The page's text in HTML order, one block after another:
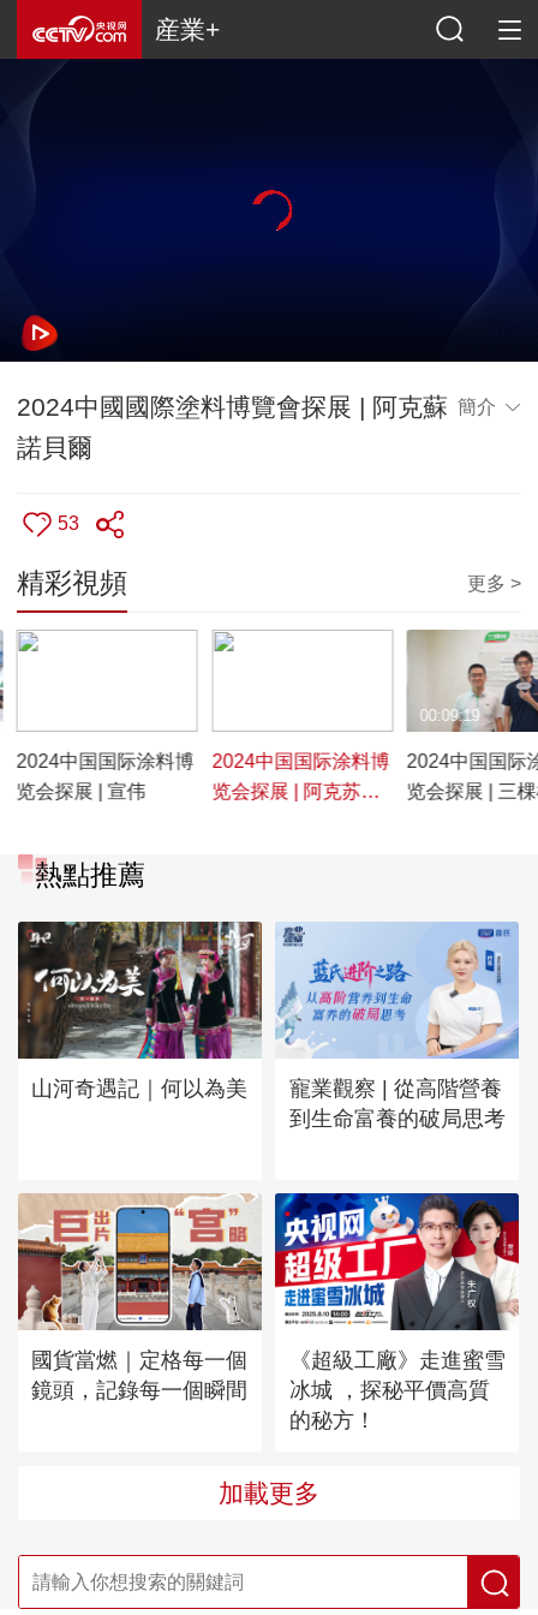
産業+
2024中國國際塗料博覽會探展 | 阿克蘇
諾貝爾
簡介
53
精彩視頻 更多 >
2024中国国际涂料博
览会探展 | 宣伟
2024中国国际涂料博
览会探展 | 阿克苏诺
2024中国国际
览会探展 | 三
00:09:19
熱點推薦
山河奇遇記｜何以為美
寵業觀察 | 從高階營養
到生命富養的破局思考
國貨當燃｜定格每一個
鏡頭，記錄每一個瞬間
《超級工廠》走進蜜雪
冰城 ，探秘平價高質
的秘方！
加載更多